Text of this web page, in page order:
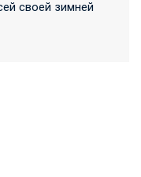
своей зимней